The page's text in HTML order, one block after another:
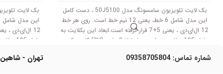
بک لایت تلویزیون سامسونگ مدل 50J5100 ، دست کامل
این مدل شامل 6 خط، یعنی 12 نیم خط است. روی هر خط
12 ال‌ای‌دی ، یعنی 5+7 قرار گرفته است.ابعاد این بکلایت به
طول 105 سانتی متر است .با ولتاژ 3 ولت (3V) کار می‌کنند.
طول 105 سانتی متر است .با ولتاژ 3 ولت (3V) کار می‌کنند.
شماره تماس: 09358705804 تهران - شاهین